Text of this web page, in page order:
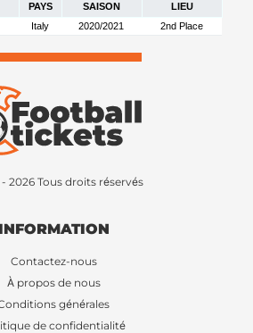
PAYS SAISON
LIEU
Italy 2020/2021 2nd Place
- 2026 Tous droits réservés
INFORMATION
Contactez-nous
À propos de nous
générales
de confidentialité